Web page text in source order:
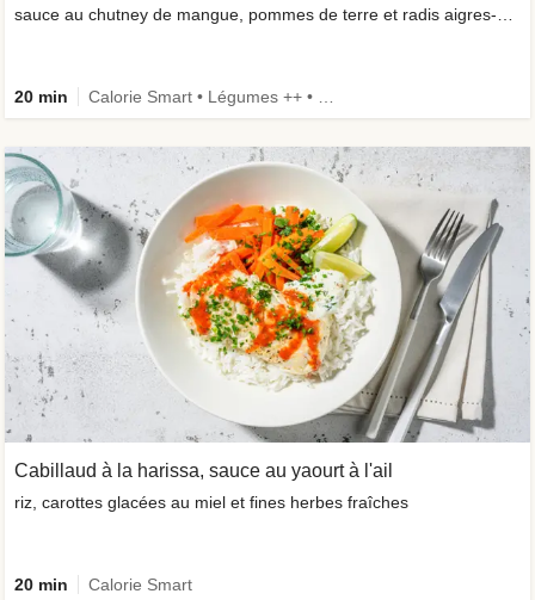
20 min
Cabillaud à la harissa, sauce au yaourt à l'ail
riz, carottes glacées au miel et fines herbes fraîches
20 min Calorie Smart